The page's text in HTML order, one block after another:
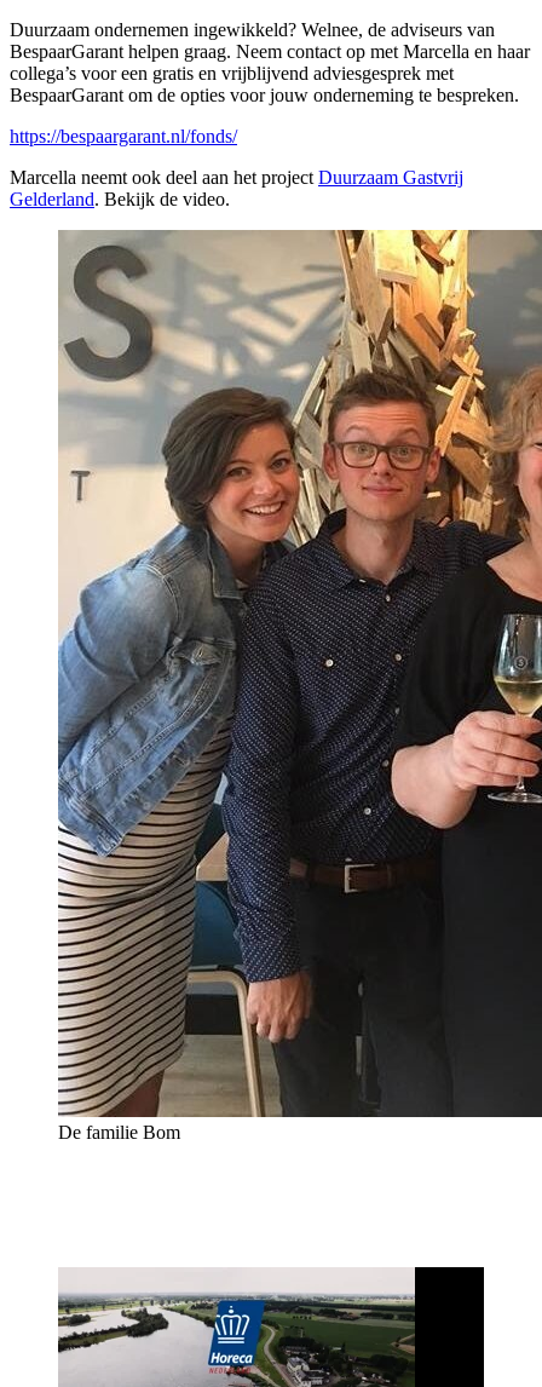
Duurzaam ondernemen ingewikkeld? Welnee, de adviseurs van
BespaarGarant helpen graag. Neem contact op met Marcella en haar
collega’s voor een gratis en vrijblijvend adviesgesprek met
BespaarGarant om de opties voor jouw onderneming te bespreken.
https://bespaargarant.nl/fonds/
Marcella neemt ook deel aan het project Duurzaam Gastvrij
Gelderland. Bekijk de video.
De familie Bom